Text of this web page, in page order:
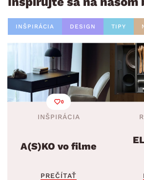
INŠPIRÁCIA DESIGN TIPY
0
INŠPIRÁCIA
A(S)KO vo filme
PREČÍTAŤ